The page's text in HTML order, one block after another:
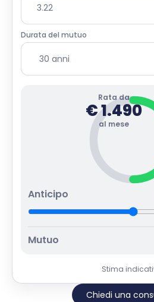
Durata del mutuo
Rata da
€1.490
al mese
Anticipo
Mutuo
Stima
Chiedi una